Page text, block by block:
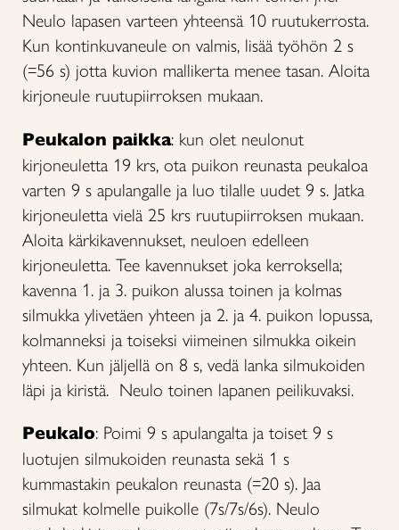
Neulo lapasen varteen yhteensä 10 ruutukerrosta.
Kun kontinkuvaneule on valmis, lisää työhön 2 s
(=56 s) jotta kuvion mallikerta menee tasan. Aloita
kirjoneule ruutupiirroksen mukaan.
Peukalon paikka: kun olet neulonut
kirjoneuletta 19 krs, ota puikon reunasta peukaloa
varten 9 s apulangalle ja luo tilalle uudet 9 s. Jatka
kirjoneuletta vielä 25 krs ruutupiirroksen mukaan.
Aloita kärkikavennukset, neuloen edelleen
kirjoneuletta. Tee kavennukset joka kerroksella;
kavenna 1. ja 3. puikon alussa toinen ja kolmas
silmukka ylivetäen yhteen ja 2. ja 4. puikon lopussa,
kolmanneksi ja toiseksi viimeinen silmukka oikein
yhteen. Kun jäljellä on 8 s, vedä lanka silmukoiden
läpi ja kiristä. Neulo toinen lapanen peilikuvaksi.
Peukalo: Poimi 9 s apulangalta ja toiset 9 s
luotujen silmukoiden reunasta sekä 1 s
kummastakin peukalon reunasta (=20 s). Jaa
silmukat kolmelle puikolle (7s/7s/6s). Neulo